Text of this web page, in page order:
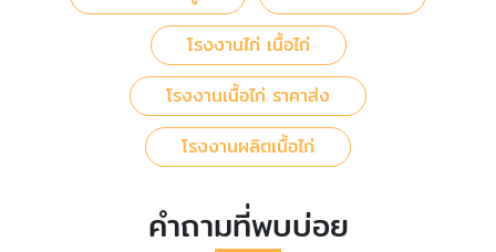
โรงงานไก่ เนื้อไก่
โรงงานเนื้อไก่ ราคาส่ง
โรงงานผลิตเนื้อไก่
คำถามที่พบบ่อย